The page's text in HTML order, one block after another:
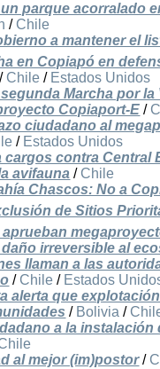
parque acorralado
/ Chile
a mantener el
en Copiapó en
/ Chile / Estados Unidos
Marcha por
Copiaport-E /
ciudadano al
/ Estados Unidos
cargos contra Central
avifauna / Chile
Chascos: No a
de Sitios
irreversible al
llaman a las
/ Chile / Estados
alerta que
/ Bolivia /
a la
al mejor (im)postor/